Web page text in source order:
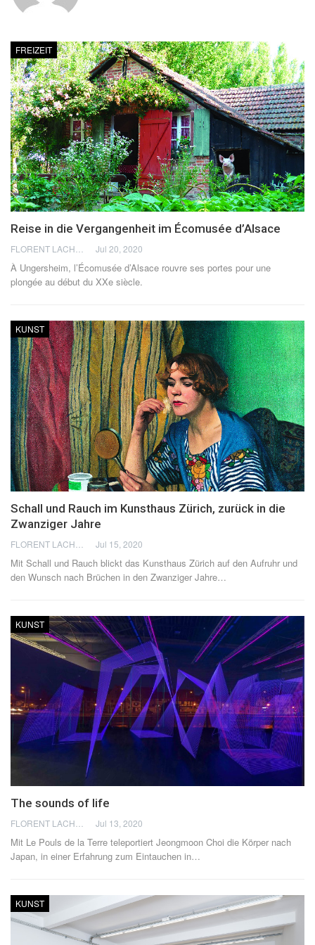
FREIZEIT
Reise in die Vergangenheit im Écomusée d’Alsace
Jul 20, 2020
À Ungersheim, l’Écomusée d’Alsace rouvre ses portes pour une
plongée au début du XXe siècle.
KUNST
Schall und Rauch im Kunsthaus Zürich, zurück in die
Zwanziger Jahre
Jul 15, 2020
Mit Schall und Rauch blickt das Kunsthaus Zürich auf den Aufruhr und
den Wunsch nach Brüchen in den Zwanziger Jahre…
KUNST
The sounds of life
Jul 13, 2020
Mit Le Pouls de la Terre teleportiert Jeongmoon Choi die Körper nach
Japan, in einer Erfahrung zum Eintauchen in…
KUNST